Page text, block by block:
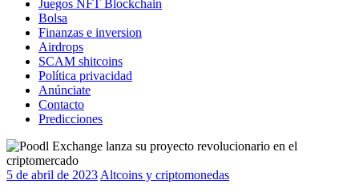
Juegos NFT Blockchain
Bolsa
Finanzas e inversion
Airdrops
SCAM shitcoins
Política privacidad
Anúnciate
Contacto
Predicciones
5 de abril de 2023 Altcoins y criptomonedas